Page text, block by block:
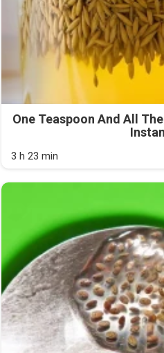
One Teaspoon And All
3 h 23 min